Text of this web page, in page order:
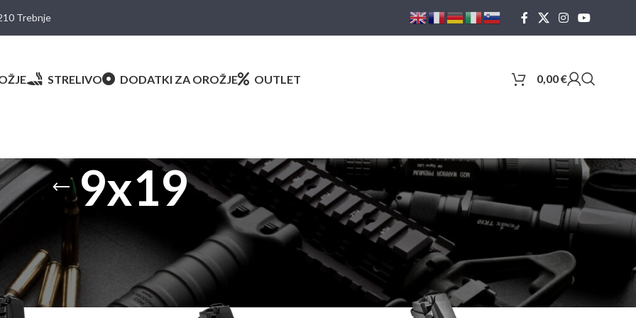
Trebnje
STRELIVO DODATKI ZA OROŽJE OUTLET 0,00€
9x19
z “9x19” Prikaži 12 18